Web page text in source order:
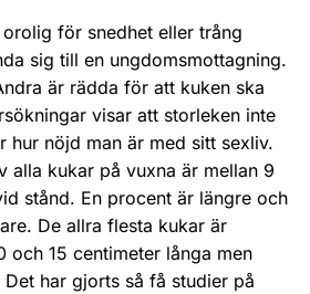
för snedhet eller trång
sig till en ungdomsmottagning.
är rädda för att kuken ska
visar att storleken inte
hur nöjd man är med sitt sexliv.
alla kukar på vuxna är mellan 9
stånd. En procent är längre och
De allra flesta kukar är
och 15 centimeter långa men
har gjorts så få studier på